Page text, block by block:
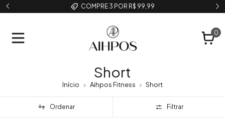
COMPRE 3 POR R$ 99,99
0
Short
Início Aihpos Fitness Short
Ordenar Filtrar